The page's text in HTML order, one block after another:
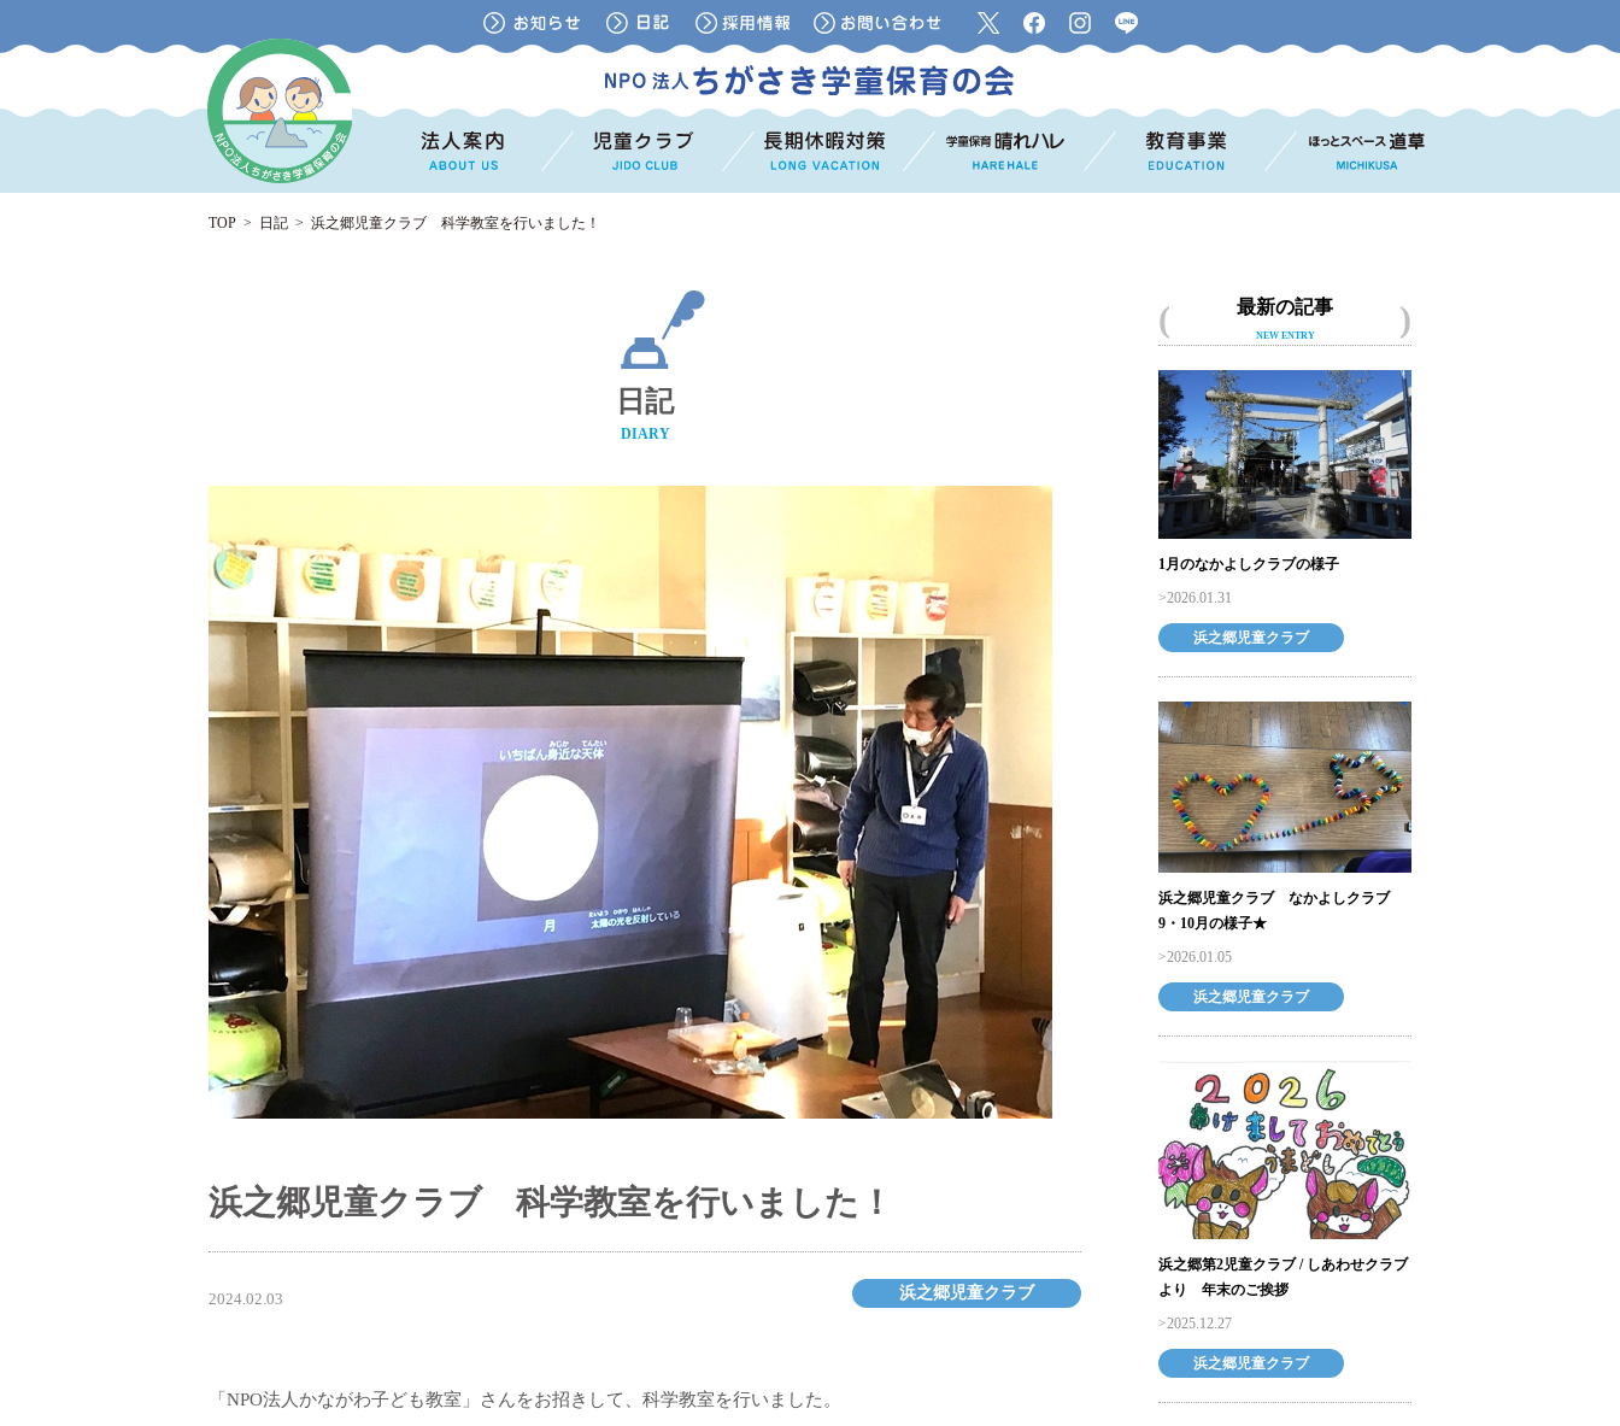
TOP > 日記 > 浜之郷児童クラブ 科学教室を行いました！
日記
DIARY
浜之郷児童クラブ 科学教室を行いました！
2024.02.03 浜之郷児童クラブ
「NPO法人かながわ子ども教室」さんをお招きして、科学教室を行いました。
最新の記事
NEW ENTRY
1月のなかよしクラブの様子
2026.01.31
浜之郷児童クラブ
浜之郷児童クラブ なかよしクラブ
9・10月の様子★
2026.01.05
浜之郷児童クラブ
浜之郷第2児童クラブ / しあわせクラブ
より 年末のご挨拶
2025.12.27
浜之郷児童クラブ